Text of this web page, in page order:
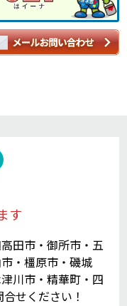
す
田市・御所市・五
・橿原市・磯城
川市・精華町・四
せください！